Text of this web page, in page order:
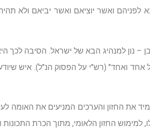
ואשר יוציאם ואשר יביאם ולא
– נון למנהיג הבא של ישראל. הסיבה לכך
אחד ואחד" (רש"י על הפסוק הנ"ל). איש
את החזון והערכים המניעים את האומה
החזון הלאומי, מתוך הכרת התכונות